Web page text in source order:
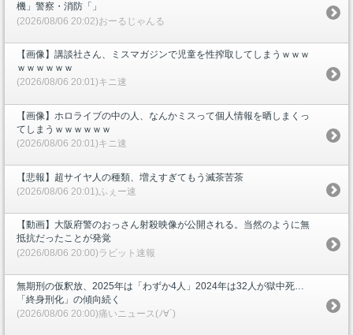
機」警察・消防「」
(2026/08/06 20:02)おーるじゃんる
【画像】講談社さん、ミスマガジンで児童を性搾取してしまうｗｗｗ
ｗｗｗｗｗｗ
(2026/08/06 20:01)キニ速
【画像】ホロライブの中の人、なんかミスって個人情報を晒しまくっ
てしまうｗｗｗｗｗｗ
(2026/08/06 20:01)キニ速
【悲報】超サイヤ人の種類、増えすぎてもう滅茶苦茶
(2026/08/06 20:01)ふぇー速
【動画】大阪府警のおっさん射殺映像が公開される。当然のように無
抵抗だったことが発覚
(2026/08/06 20:00)ラビット速報
無期刑の仮釈放、2025年は「わずか4人」2024年は32人が獄中死…
「終身刑化」の傾向続く
(2026/08/06 20:00)痛いニュース(ﾉ∀`)